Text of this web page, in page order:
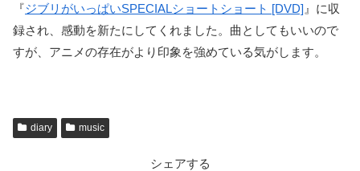
『ジブリがいっぱいSPECIALショートショート [DVD] 』に収
録され、感動を新たにしてくれました。曲としてもいいので
すが、アニメの存在がより印象を強めている気がします。
diary music
シェアする